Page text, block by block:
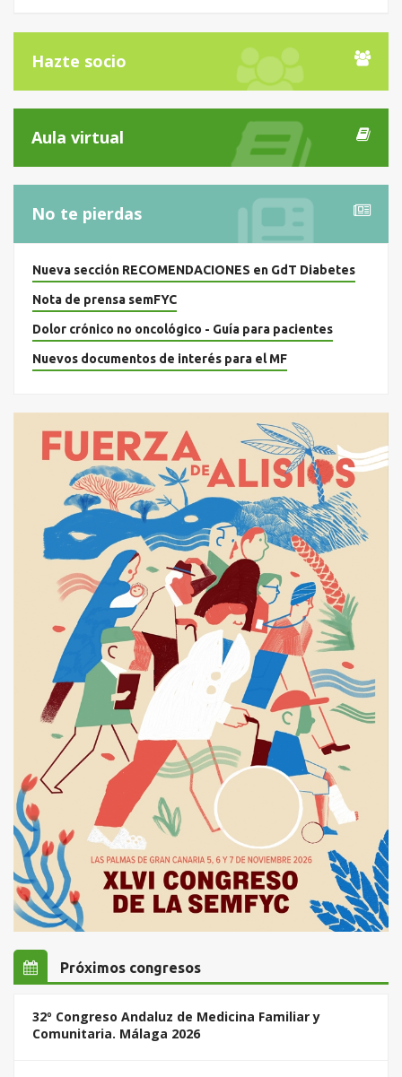
Hazte socio
Aula virtual
No te pierdas
Nueva sección RECOMENDACIONES en GdT Diabetes
Nota de prensa semFYC
Dolor crónico no oncológico - Guía para pacientes
Nuevos documentos de interés para el MF
Próximos congresos
32º Congreso Andaluz de Medicina Familiar y
Comunitaria. Málaga 2026